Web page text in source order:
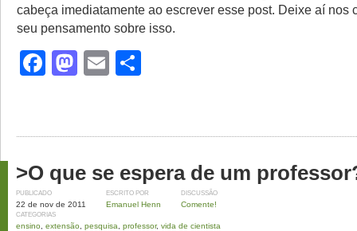
cabeça imediatamente ao escrever esse post. Deixe aí nos
seu pensamento sobre isso.
Facebook
Mastodon
Email
>O que se espera de um
PUBLICADO
22 de nov de 2011
ESCRITO POR
Emanuel Henn
DISCUSSÃO
Comente!
CATEGORIAS
ensino extensão pesquisa professor, vida de cientista